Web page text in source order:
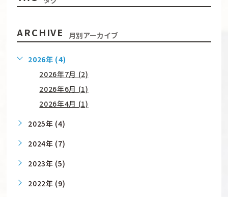
ARCHIVE 月別アーカイブ
2026年 (4)
2026年7月 (2)
2026年6月 (1)
2026年4月 (1)
2025年 (4)
2024年 (7)
2023年 (5)
2022年 (9)